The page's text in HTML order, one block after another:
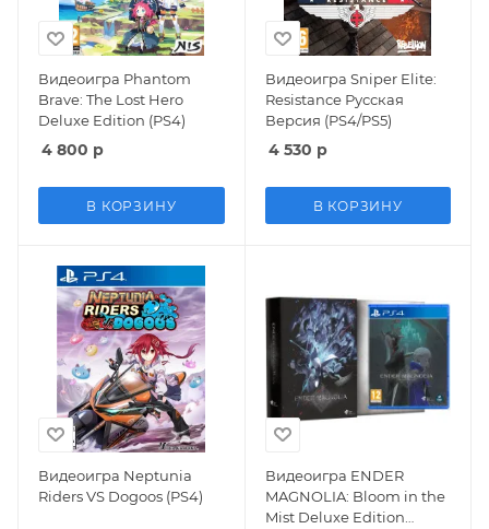
Видеоигра Phantom
Brave: The Lost Hero
Deluxe Edition (PS4)
4 800 р
В КОРЗИНУ
Видеоигра Sniper Elite:
Resistance Русская
Версия (PS4/PS5)
4 530 р
В КОРЗИНУ
Видеоигра Neptunia
Riders VS Dogoos (PS4)
Видеоигра ENDER
MAGNOLIA: Bloom in the
Mist Deluxe Edition